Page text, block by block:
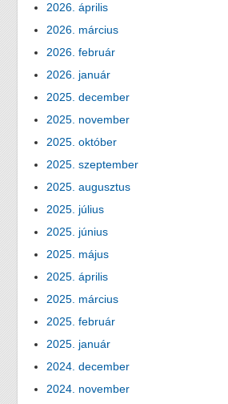
2026. április
2026. március
2026. február
2026. január
2025. december
2025. november
2025. október
2025. szeptember
2025. augusztus
2025. július
2025. június
2025. május
2025. április
2025. március
2025. február
2025. január
2024. december
2024. november